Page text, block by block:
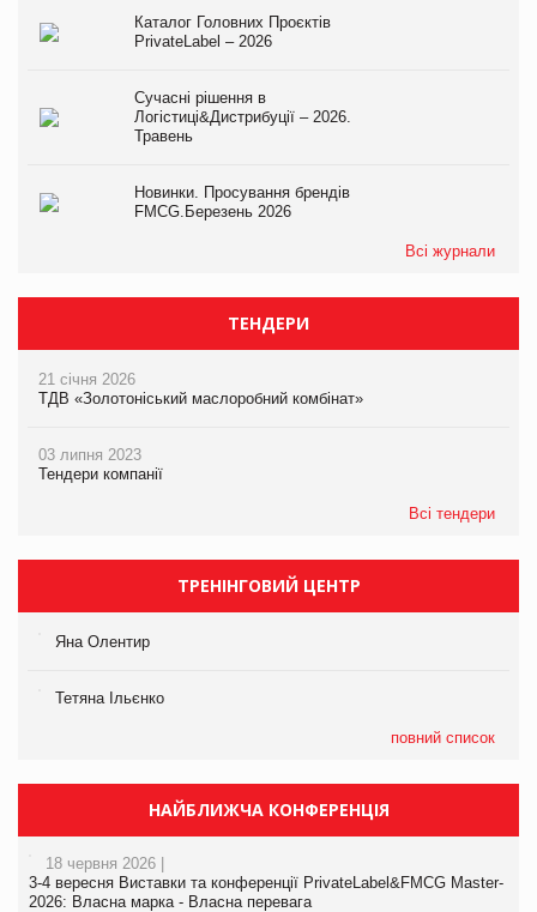
Каталог Головних Проєктів
PrivateLabel – 2026
Сучасні рішення в
Логістиці&Дистрибуції – 2026.
Травень
Новинки. Просування брендів
FMCG.Березень 2026
Всі журнали
ТЕНДЕРИ
21 січня 2026
ТДВ «Золотоніський маслоробний комбінат»
03 липня 2023
Тендери компанії
Всі тендери
ТРЕНІНГОВИЙ ЦЕНТР
Яна Олентир
Тетяна Ільєнко
повний список
НАЙБЛИЖЧА КОНФЕРЕНЦІЯ
18 червня 2026 |
3-4 вересня Виставки та конференції PrivateLabel&FMCG Master-
2026: Власна марка - Власна перевага